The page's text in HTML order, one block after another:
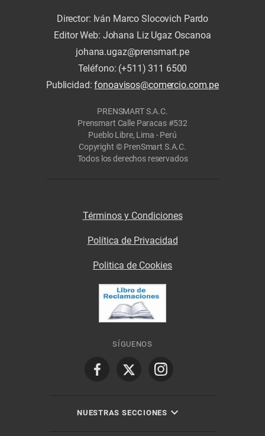
Director: Iván Marco Slocovich Pardo
Editor Web: Johana Liz Ugaz Oscanoa
johana.ugaz@prensmart.pe
Teléfono: (+511) 311 6500
Publicidad:fonoavisos@comercio.com.pe
PRENSMART S.A.C.
Prensmart Calle Paracas #532
Pueblo Libre, Lima - Perú
Copyright © PrenSmart S.A.C.
Todos los derechos reservados
Términos y Condiciones
Política de Privacidad
Politica de Cookies
SÍGUENOS
NUESTRAS SECCIONES